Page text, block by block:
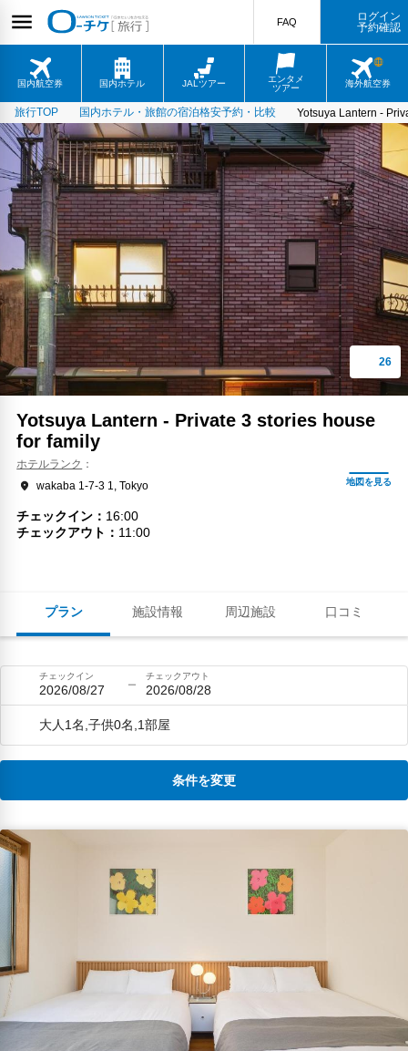
国内航空券 国内ホテル JALツアー
エンタメ
ツアー
海外航空券
FAQ
ログイン
予約確認
旅行TOP 国内ホテル・旅館の宿泊格安予約・比較 Yotsuya Lantern -
プラン 施設情報 周辺施設 口コミ
Yotsuya Lantern - Private 3 stories house
for family
ホテルランク
wakaba 1-7-3 1, Tokyo
チェックイン
16:00
チェックアウト
11:00
チェックイン
2026/08/27
チェックアウト
2026/08/28
大人1名,子供0名,1部屋
条件を変更